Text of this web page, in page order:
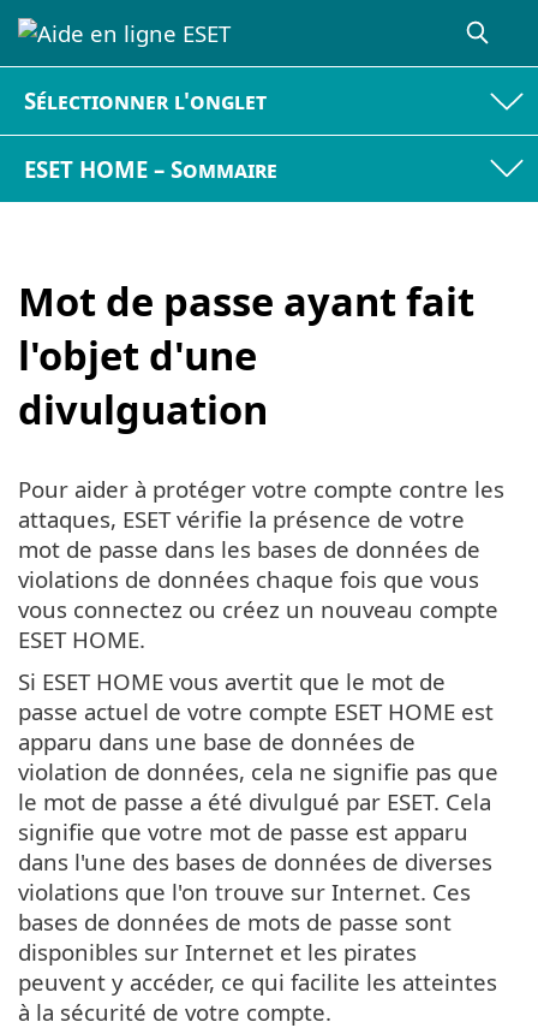
Sélectionner l'onglet
ESET HOME – Sommaire
Mot de passe ayant fait
l'objet d'une
divulguation
Pour aider à protéger votre compte contre les
attaques, ESET vérifie la présence de votre
mot de passe dans les bases de données de
violations de données chaque fois que vous
vous connectez ou créez un nouveau compte
ESET HOME.
Si ESET HOME vous avertit que le mot de
passe actuel de votre compte ESET HOME est
apparu dans une base de données de
violation de données, cela ne signifie pas que
le mot de passe a été divulgué par ESET. Cela
signifie que votre mot de passe est apparu
dans l'une des bases de données de diverses
violations que l'on trouve sur Internet. Ces
bases de données de mots de passe sont
disponibles sur Internet et les pirates
peuvent y accéder, ce qui facilite les atteintes
à la sécurité de votre compte.